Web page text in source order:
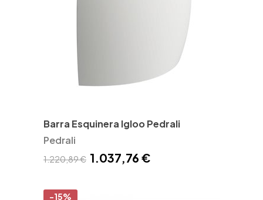
Barra Esquinera Igloo Pedrali
Pedrali
1.220,89 € 1.037,76 €
-15%